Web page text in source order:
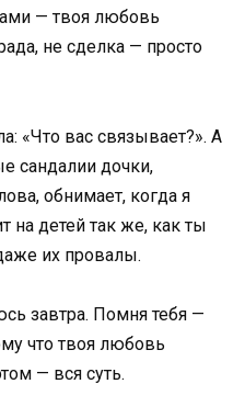
— твоя любовь
не сделка — просто
«Что вас связывает?». А
сандалии дочки,
обнимает, когда я
на детей так же, как ты
их провалы.
завтра. Помня тебя —
что твоя любовь
— вся суть.